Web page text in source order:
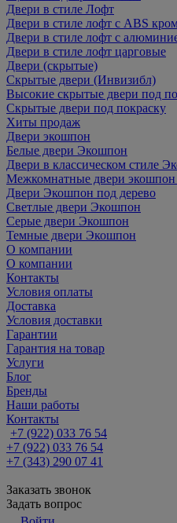
Двери в стиле Лофт
Двери в стиле лофт с ABS
Двери в стиле лофт с
Двери в стиле лофт царговые
Двери (скрытые)
Скрытые двери (Инвизибл)
Высокие скрытые двери под
Скрытые двери под покраску
Хиты продаж
Двери экошпон
Белые двери Экошпон
Двери в классическом стиле
Межкомнатные двери экошпон
Двери Экошпон под дерево
Светлые двери Экошпон
Серые двери Экошпон
Темные двери Экошпон
О компании
О компании
Контакты
Условия оплаты
Доставка
Условия доставки
Гарантии
Гарантия на товар
Услуги
Блог
Бренды
Наши работы
Контакты
+7 (922) 033 76 54
+7 (922) 033 76 54
+7 (343) 290 07 41
Заказать звонок
Задать вопрос